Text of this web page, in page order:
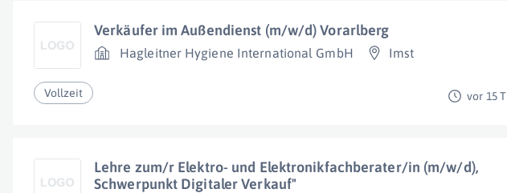
Verkäufer im Außendienst (m/w/d) Vorarlberg
Hagleitner Hygiene International GmbH Imst
Vollzeit vor 15 T
Lehre zum/r Elektro- und Elektronikfachberater/in (m/w/d),
Schwerpunkt Digitaler Verkauf"